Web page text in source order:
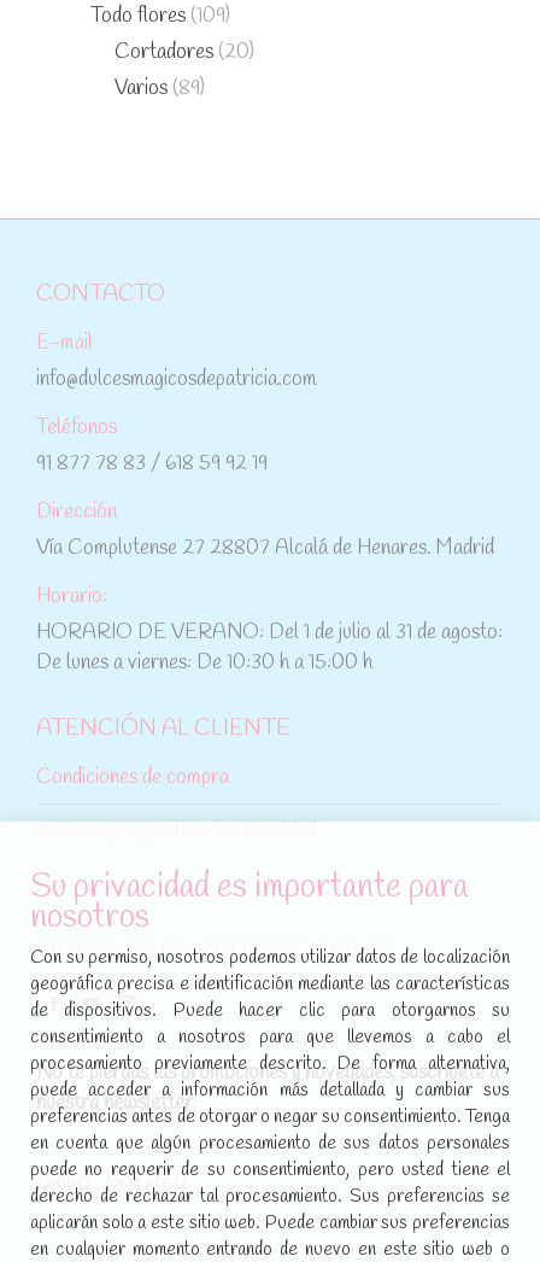
Todo flores (109)
Cortadores (20)
Varios (89)
CONTACTO
E-mail
info@dulcesmagicosdepatricia.com
Teléfonos
91 877 78 83 / 618 59 92 19
Dirección
Vía Complutense 27 28807 Alcalá de Henares. Madrid
Horario:
HORARIO DE VERANO: Del 1 de julio al 31 de agosto:
De lunes a viernes: De 10:30 h a 15:00 h
ATENCIÓN AL CLIENTE
Condiciones de compra
Política de cookies
SÍGUENOS EN REDES SOCIALES
Encuéntranos en:
Facebook
page
opens
in
new
window
YouTube
page
opens
in
new
window
Instagram
page
opens
in
new
window
No te pierdas las promociones y novedades, suscríbete a
nuestra newsletter:
[sibwp_form id=1]
Su privacidad es importante para
nosotros
Con su permiso, nosotros podemos utilizar datos de localización
geográfica precisa e identificación mediante las características
de dispositivos. Puede hacer clic para otorgarnos su
consentimiento a nosotros para que llevemos a cabo el
procesamiento previamente descrito. De forma alternativa,
puede acceder a información más detallada y cambiar sus
preferencias antes de otorgar o negar su consentimiento. Tenga
en cuenta que algún procesamiento de sus datos personales
puede no requerir de su consentimiento, pero usted tiene el
derecho de rechazar tal procesamiento. Sus preferencias se
aplicarán solo a este sitio web. Puede cambiar sus preferencias
en cualquier momento entrando de nuevo en este sitio web o